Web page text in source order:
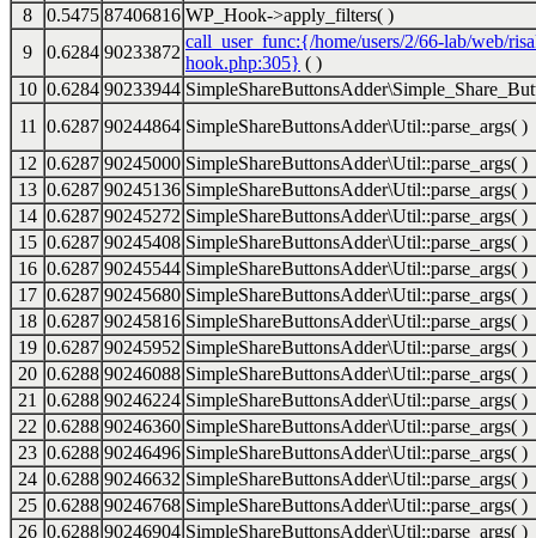
8
0.5475 87406816 WP_Hook->apply_filters( )
9
0.6284 90233872
call_user_func:{/home/users/2/66-lab/web/
hook.php:305} ( )
10 0.6284 90233944
11
0.6287 90244864 SimpleShareButtonsAdder\Util::parse_args( )
12 0.6287 90245000 SimpleShareButtonsAdder\Util::parse_args( )
13 0.6287 90245136 SimpleShareButtonsAdder\Util::parse_args( )
14 0.6287 90245272 SimpleShareButtonsAdder\Util::parse_args( )
15 0.6287 90245408 SimpleShareButtonsAdder\Util::parse_args( )
16 0.6287 90245544 SimpleShareButtonsAdder\Util::parse_args( )
17 0.6287 90245680 SimpleShareButtonsAdder\Util::parse_args( )
18 0.6287 90245816 SimpleShareButtonsAdder\Util::parse_args( )
19 0.6287 90245952 SimpleShareButtonsAdder\Util::parse_args( )
20 0.6288 90246088 SimpleShareButtonsAdder\Util::parse_args( )
21
0.6288 90246224 SimpleShareButtonsAdder\Util::parse_args( )
22 0.6288 90246360 SimpleShareButtonsAdder\Util::parse_args( )
23 0.6288 90246496 SimpleShareButtonsAdder\Util::parse_args( )
24 0.6288 90246632 SimpleShareButtonsAdder\Util::parse_args( )
25 0.6288 90246768 SimpleShareButtonsAdder\Util::parse_args( )
26 0.6288 90246904 SimpleShareButtonsAdder\Util::parse_args( )